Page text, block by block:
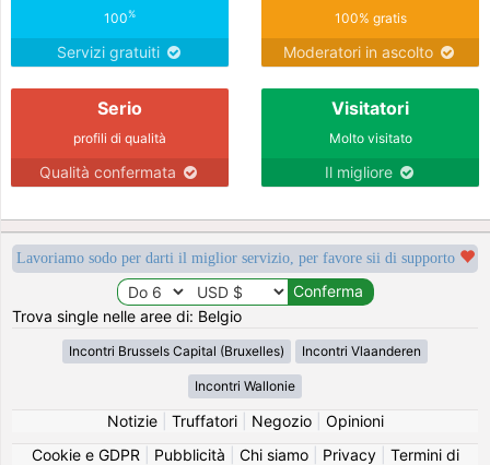
100%
Servizi gratuiti
100% gratis
Moderatori in ascolto
Serio
profili di qualità
Qualità confermata
Visitatori
Molto visitato
Il migliore
Lavoriamo sodo per darti il miglior servizio, per favore sii di supporto
Trova single nelle aree di: Belgio
Incontri Brussels Capital (Bruxelles) Incontri Vlaanderen
Incontri Wallonie
Notizie| Truffatori| Negozio| Opinioni
Cookie e GDPR
Pubblicità Chi siamo| Privacy| Termini di